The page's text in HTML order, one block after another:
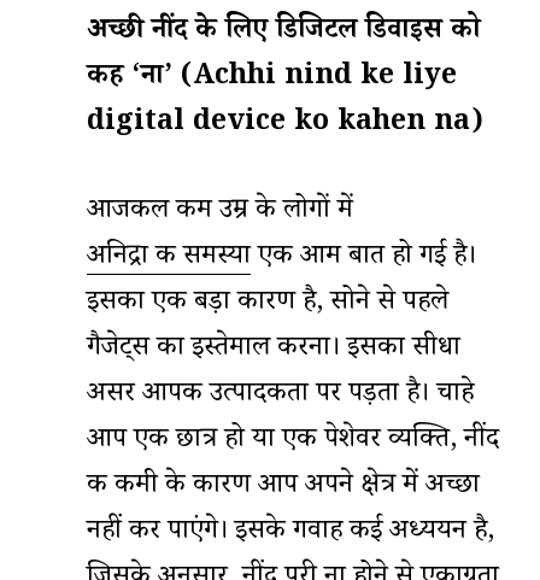
अच्छीनींद के लिए डिजिटल डिवाइस को
कहें‘ना’ (Achhi nind ke liye
digital device ko kahen na)
आजकल कम उम्र के लोगों में
अनिद्रा की समस्याएक आम बात हो गई है।
इसका एक बड़ा कारण है, सोने से पहले
गैजेट्स का इस्तेमाल करना। इसका सीधा
असर आपकी उत्पादकता पर पड़ता है। चाहे
आप एक छात्र हो या एक पेशेवर व्यक्ति, नींद
की कमी के कारण आप अपने क्षेत्र में अच्छा
नहीं कर पाएंगे। इसके गवाह कई अध्ययन है,